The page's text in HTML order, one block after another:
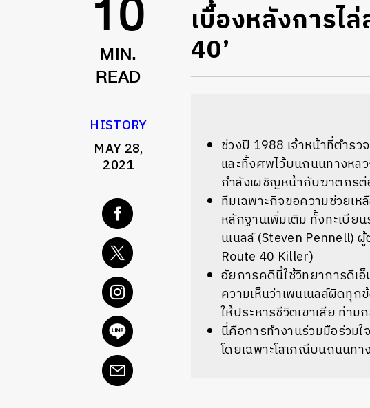
10
MIN.
READ
HISTORY
MAY 28,
2021
เบื้องหลังการไ
40’
ช่วงปี 1988 เจ้าหน้าที่ตำร
และทิ้งศพไว้บนถนนทางหล
กำลังเผชิญหน้ากับฆาตกรต่
ทีมเฉพาะกิจขอความช่วยเ
หลักฐานเพิ่มเติม ทั้งทะเบี
นเนลล์ (Steven Pennell)
Route 40 Killer)
อัยการคดีนี้ใช้วิทยาการดีเอ็
ความเห็นว่าเพนเนลล์ผิดทุ
ให้ประหารชีวิตเขาเสีย ท่า
นี่คือการทำงานร่วมมือร่วม
โดยเฉพาะโสเภณีบนถนนท